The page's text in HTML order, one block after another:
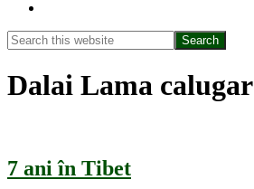
Search
this
Search
Dalai Lama calugar
7 ani în Tibet